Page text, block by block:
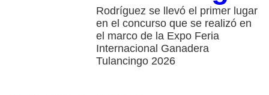
Rodríguez se llevó el primer lugar
en el concurso que se realizó en
el marco de la Expo Feria
Internacional Ganadera
Tulancingo 2026